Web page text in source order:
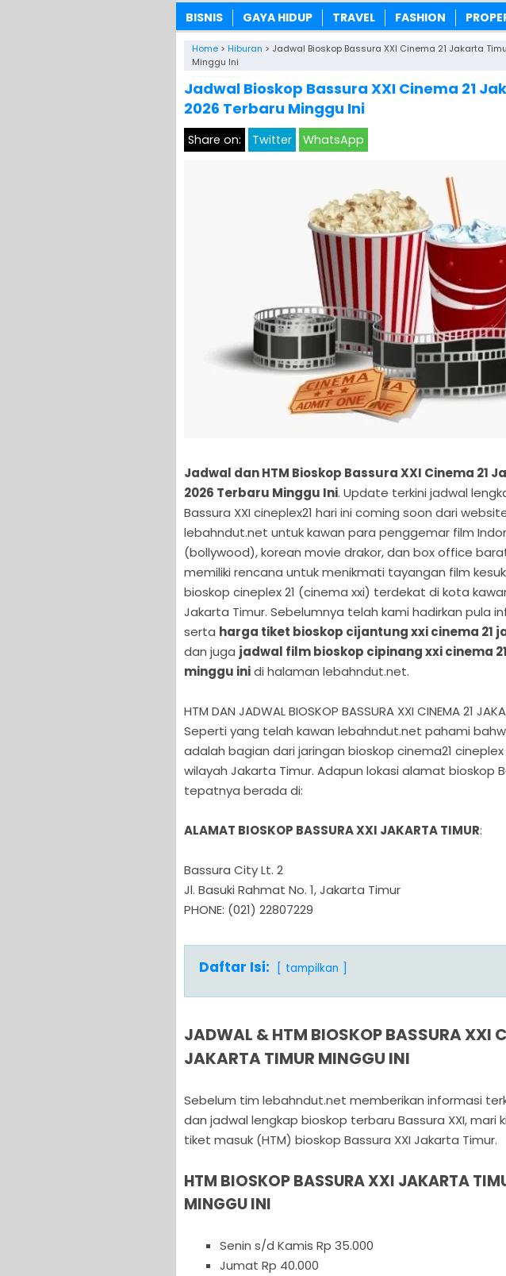
BISNIS GAYA HIDUP TRAVEL FASHION
Home > Hiburan > Jadwal Bioskop Bassura XXI Cinema 21 Jakarta
Minggu Ini
Jadwal Bioskop Bassura XXI Cinema 21
2026 Terbaru Minggu Ini
Share on: Twitter WhatsApp
Jadwal dan HTM Bioskop Bassura XXI Cinema 21
2026 Terbaru Minggu Ini. Update terkini jadwal
Bassura XXI cineplex21 hari ini coming soon dari
lebahndut.net untuk kawan para penggemar film
(bollywood), korean movie drakor, dan box office
memiliki rencana untuk menikmati tayangan film
bioskop cineplex 21 (cinema xxi) terdekat di kota
Jakarta Timur. Sebelumnya telah kami hadirkan pula
serta harga tiket bioskop cijantung xxi cinema 21
dan juga jadwal film bioskop cipinang xxi cinema
minggu inidi halaman lebahndut.net.
HTM DAN JADWAL BIOSKOP BASSURA XXI CINEMA 21
Seperti yang telah kawan lebahndut.net pahami
adalah bagian dari jaringan bioskop cinema21
wilayah Jakarta Timur. Adapun lokasi alamat bioskop
tepatnya berada di:
ALAMAT BIOSKOP BASSURA XXI JAKARTA TIMUR:
Bassura City Lt. 2
Jl. Basuki Rahmat No. 1, Jakarta Timur
PHONE: (021) 22807229
Daftar Isi: tampilkan
JADWAL & HTM BIOSKOP BASSURA XXI
JAKARTA TIMUR MINGGU INI
Sebelum tim lebahndut.net memberikan informasi
dan jadwal lengkap bioskop terbaru Bassura XXI, mari
tiket masuk (HTM) bioskop Bassura XXI Jakarta Timur.
HTM BIOSKOP BASSURA XXI JAKARTA
MINGGU INI
Senin s/d Kamis Rp 35.000
Jumat Rp 40.000